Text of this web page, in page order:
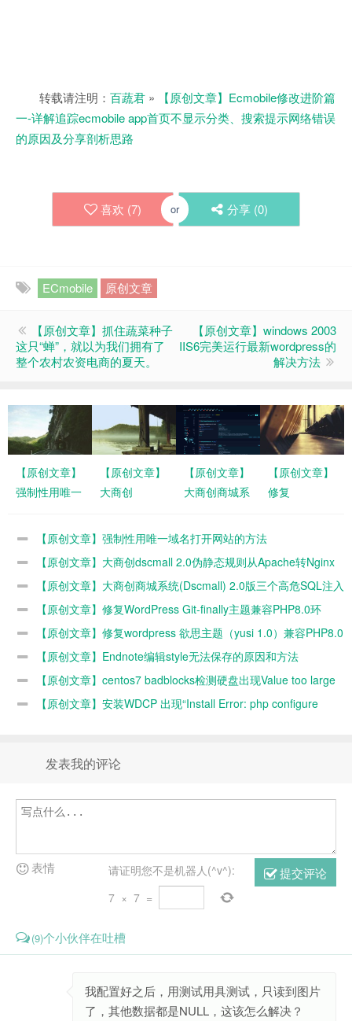
转载请注明： 百蔬君 »
【原创文章】Ecmobile修改进阶篇
一-详解追踪ecmobile app首页不显示分类、搜索提示网络错误
的原因及分享剖析思路
喜欢 (7) or 分享 (0)
ECmobile 原创文章
【原创文章】抓住蔬菜种子
这只“蝉”，就以为我们拥有了
整个农村农资电商的夏天。
【原创文章】windows 2003
IIS6完美运行最新wordpress的
解决方法
【原创文章】
强制性用唯一
的方法
【原创文章】
大商创
静态规则从
Nginx的方法
【原创文章】
大商创商城系
2.0版三个高
洞修复
【原创文章】
修复
环境
【原创文章】强制性用唯一域名打开网站的方法
【原创文章】大商创dscmall 2.0伪静态规则从Apache转Nginx
的方法【原创文章】大商创商城系统(Dscmall) 2.0版三个高危SQL注入
漏洞修复【原创文章】修复WordPress Git-finally主题兼容PHP8.0环
境
【原创文章】修复wordpress 欲思主题（yusi 1.0）兼容PHP8.0
环境
【原创文章】Endnote编辑style无法保存的原因和方法
【原创文章】centos7 badblocks检测硬盘出现Value too large
for defined data type错误的原因和解决办法
【原创文章】安装WDCP 出现“Install Error: php configure
发表我的评论
提交评论
请证明您不是机器人(^v^):
7 × 7 =
表情
(9)个小伙伴在吐槽
我配置好之后，用测试用具测试，只读到图片
了，其他数据都是NULL，这该怎么解决？